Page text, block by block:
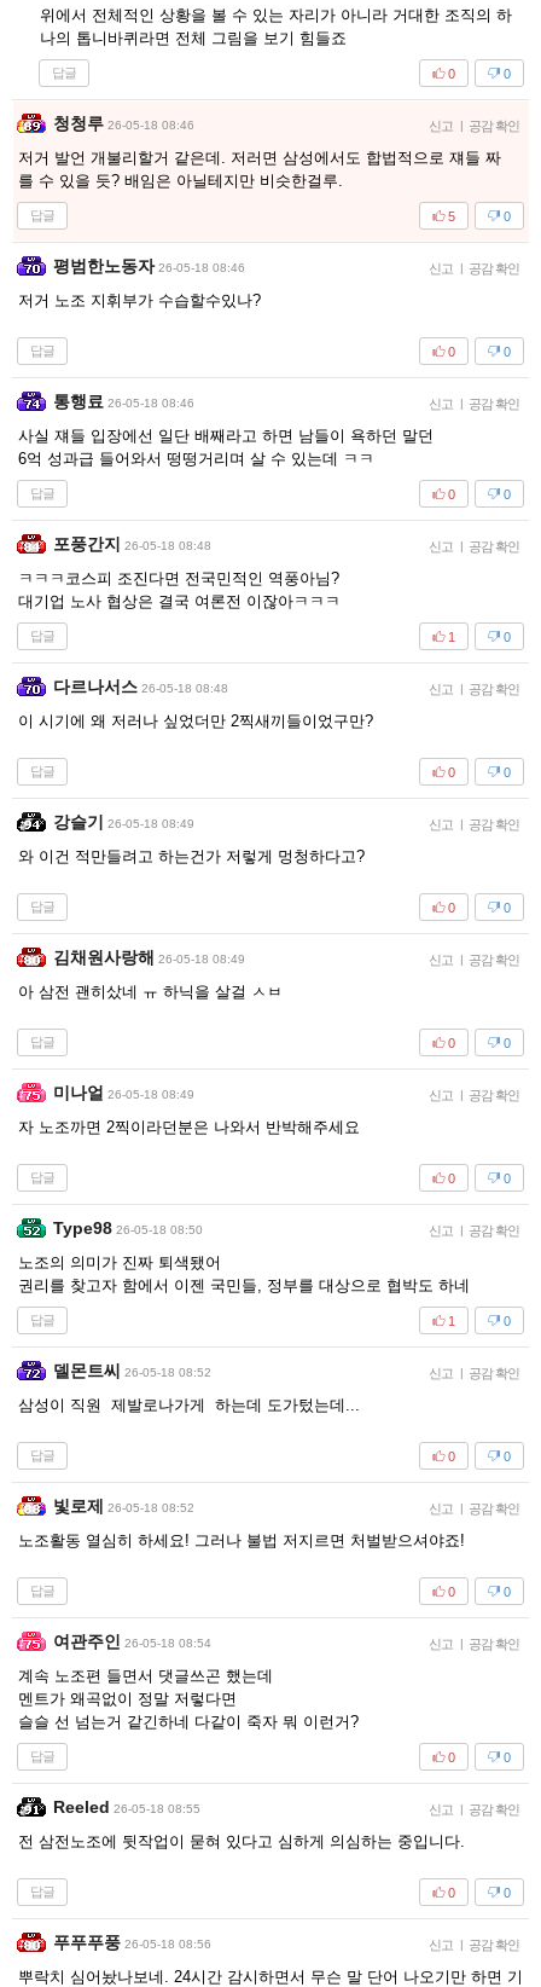
위에서 전체적인 상황을 볼 수 있는 자리가 아니라 거대한 조직의 하
나의 톱니바퀴라면 전체 그림을 보기 힘들죠
답글 0
0
청청루 26-05-18 08:46 신고 | 공감 확인
저거 발언 개불리할거 같은데. 저러면 삼성에서도 합법적으로 쟤들 짜
를 수 있을 듯? 배임은 아닐테지만 비슷한걸루.
답글 0
5
평범한노동자 26-05-18 08:46 신고 | 공감 확인
저거 노조 지휘부가 수습할수있나?
답글 0
0
통행료 26-05-18 08:46 신고 | 공감 확인
사실 쟤들 입장에선 일단 배째라고 하면 남들이 욕하던 말던
6억 성과급 들어와서 떵떵거리며 살 수 있는데 ㅋㅋ
답글 0
0
포풍간지 26-05-18 08:48 신고 | 공감 확인
ㅋㅋㅋ코스피 조진다면 전국민적인 역풍아님?
대기업 노사 협상은 결국 여론전 이잖아ㅋㅋㅋ
답글 0
1
다르나서스 26-05-18 08:48 신고 | 공감 확인
이 시기에 왜 저러나 싶었더만 2찍새끼들이었구만?
답글 0
0
강슬기 26-05-18 08:49 신고 | 공감 확인
와 이건 적만들려고 하는건가 저렇게 멍청하다고?
답글 0
0
김채원사랑해 26-05-18 08:49 신고 | 공감 확인
아 삼전 괜히샀네 ㅠ 하닉을 살걸 ㅅㅂ
답글 0
0
미나얼 26-05-18 08:49 신고 | 공감 확인
자 노조까면 2찍이라던분은 나와서 반박해주세요
답글 0
0
Type98 26-05-18 08:50 신고 | 공감 확인
노조의 의미가 진짜 퇴색됐어
권리를 찾고자 함에서 이젠 국민들, 정부를 대상으로 협박도 하네
답글 0
1
델몬트씨 26-05-18 08:52 신고 | 공감 확인
삼성이 직원 제발로나가게 하는데 도가텄는데...
답글 0
0
빛로제 26-05-18 08:52 신고 | 공감 확인
노조활동 열심히 하세요! 그러나 불법 저지르면 처벌받으셔야죠!
답글 0
0
여관주인 26-05-18 08:54 신고 | 공감 확인
계속 노조편 들면서 댓글쓰곤 했는데
멘트가 왜곡없이 정말 저렇다면
슬슬 선 넘는거 같긴하네 다같이 죽자 뭐 이런거?
답글 0
0
Reeled 26-05-18 08:55 신고 | 공감 확인
전 삼전노조에 뒷작업이 묻혀 있다고 심하게 의심하는 중입니다.
답글 0
0
푸푸푸풍 26-05-18 08:56 신고 | 공감 확인
뿌락치 심어놨나보네. 24시간 감시하면서 무슨 말 단어 나오기만 하면 기